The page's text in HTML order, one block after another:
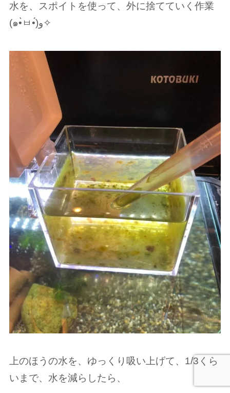
水を、スポイトを使って、外に捨てていく作業
(๑•̀ㅂ•́)و✧︎
上のほうの水を、ゆっくり吸い上げて、1/3くら
いまで、水を減らしたら、